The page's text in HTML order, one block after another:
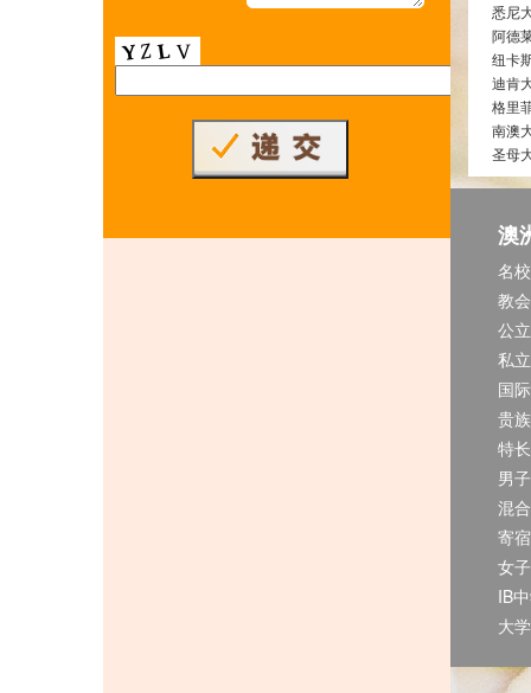
悉尼
阿德
纽卡
迪肯
格里
南澳
圣母
澳
名
教
公
私
国
贵
特
男
混
寄
女
IB
大